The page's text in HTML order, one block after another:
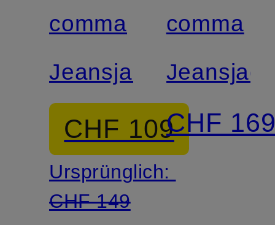
comma
Jeansjacke
CHF 109
Ursprünglich:
CHF 149
comma
CHF